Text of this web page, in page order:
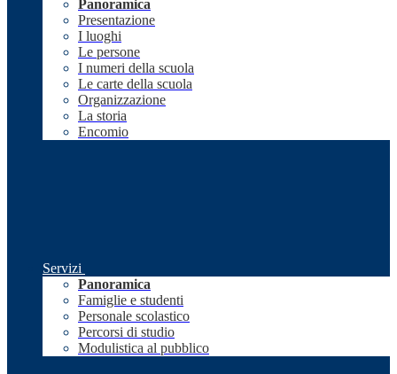
Panoramica
Presentazione
I luoghi
Le persone
I numeri della scuola
Le carte della scuola
Organizzazione
La storia
Encomio
Servizi
Panoramica
Famiglie e studenti
Personale scolastico
Percorsi di studio
Modulistica al pubblico